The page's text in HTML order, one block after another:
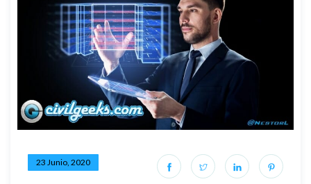
23 Junio, 2020